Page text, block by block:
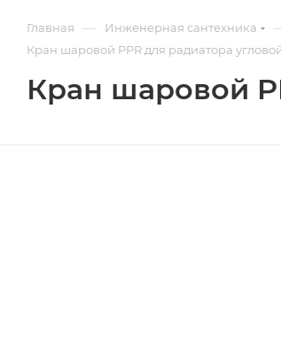
Главная — Инженерная сантехника
Кран шаровой PPR для радиатора
Кран шаровой